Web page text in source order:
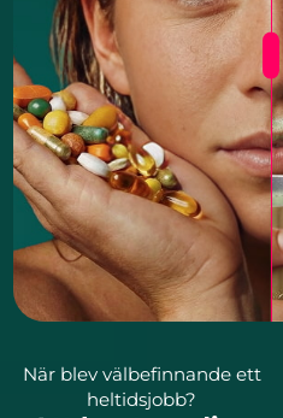
När blev välbefinnande ett
heltidsjobb?